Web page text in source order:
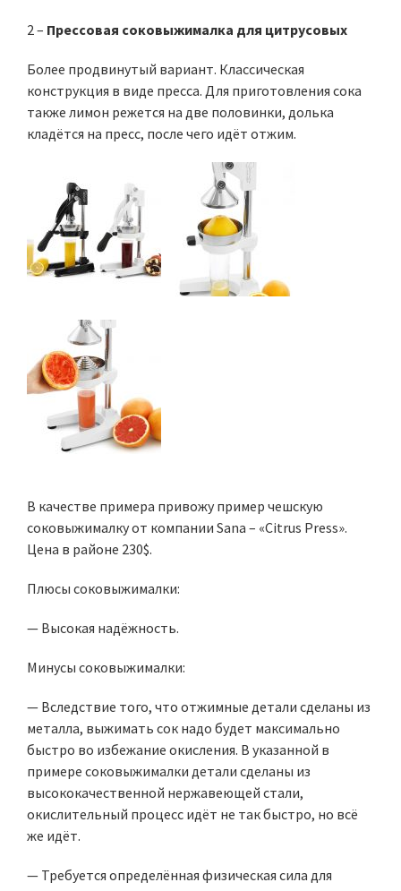
2 – Прессовая соковыжималка для цитрусовых
Более продвинутый вариант. Классическая
конструкция в виде пресса. Для приготовления сока
также лимон режется на две половинки, долька
кладётся на пресс, после чего идёт отжим.
В качестве примера привожу пример чешскую
соковыжималку от компании Sana – «Citrus Press».
Цена в районе 230$.
Плюсы соковыжималки:
— Высокая надёжность.
Минусы соковыжималки:
— Вследствие того, что отжимные детали сделаны из
металла, выжимать сок надо будет максимально
быстро во избежание окисления. В указанной в
примере соковыжималки детали сделаны из
высококачественной нержавеющей стали,
окислительный процесс идёт не так быстро, но всё
же идёт.
— Требуется определённая физическая сила для